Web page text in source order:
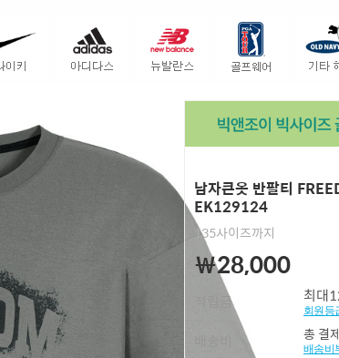
남자큰옷 반팔티
EK129124
135사이즈까지
￦28,000
적립금 최대
회원등
총 결
배송비